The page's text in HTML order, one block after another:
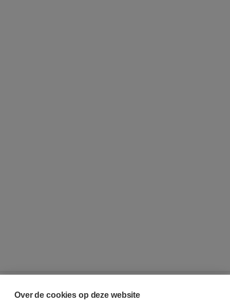
Over de cookies op deze website